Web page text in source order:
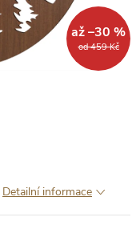
od 459 Kč
až –30 %
Detailní informace